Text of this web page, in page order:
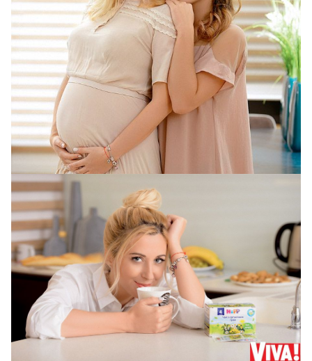
Тоня Матвиенко и ее дочь Ульяна